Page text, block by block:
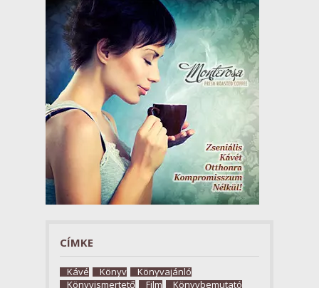
CÍMKE
Kávé Könyv
Könyvajánló
Könyvismertető
Film Könyvbemutató